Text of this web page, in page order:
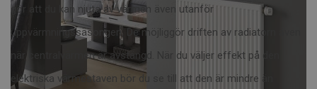
gör att du kan njuta av värmen även utanför
uppvärmningssäsongen. De möjliggör driften av radiatorn även
när centralvärmen är avstängd. När du väljer effekt på den
elektriska värmestaven bör du se till att den är mindre än